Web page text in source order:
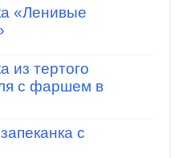
«Ленивые
из тертого
с фаршем в
с